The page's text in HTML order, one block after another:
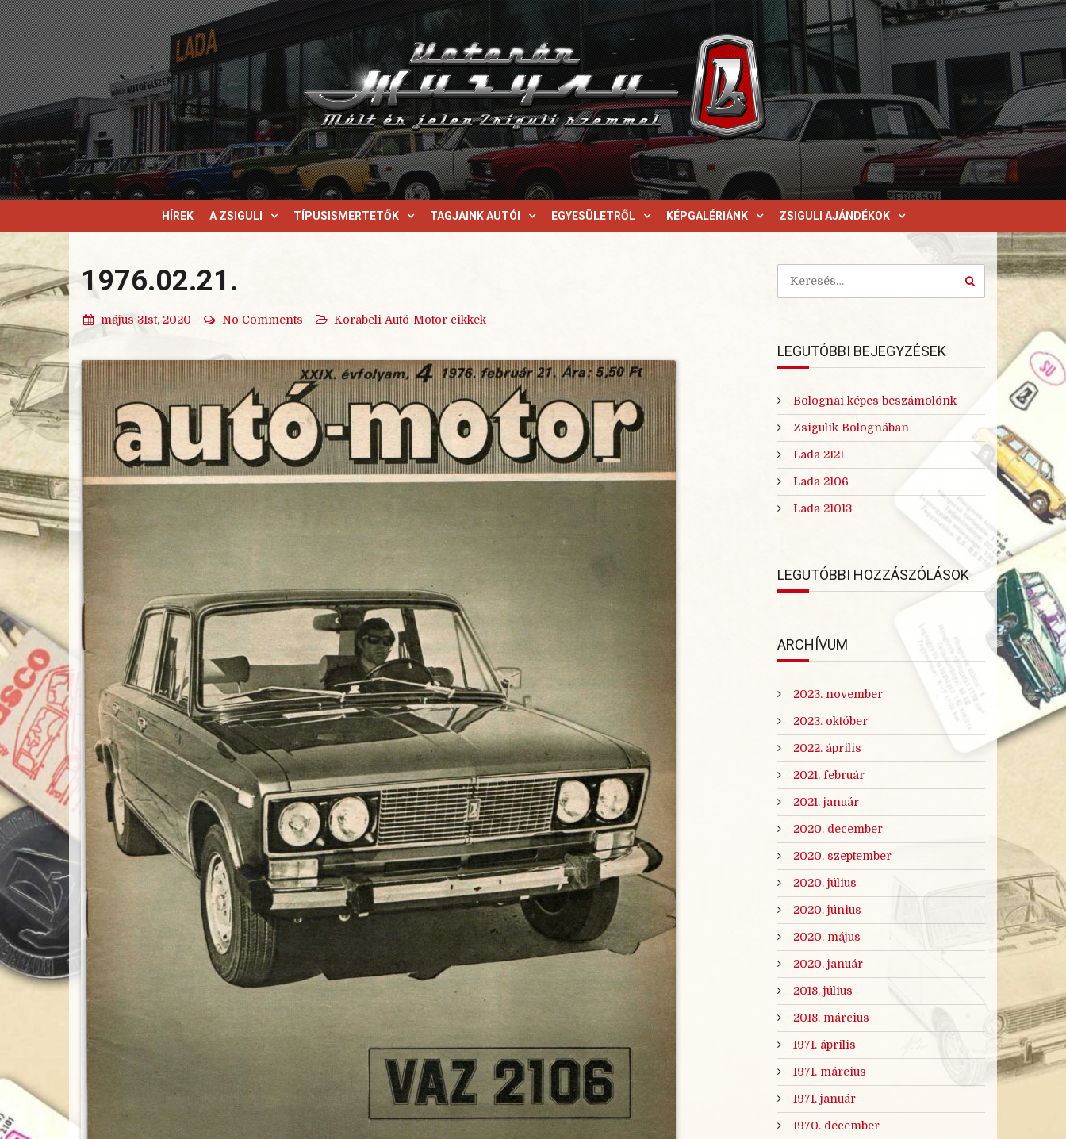
HÍREK A ZSIGULI TÍPUSISMERTETŐK TAGJAINK AUTÓI EGYESÜLETRŐL KÉPGALÉRIÁNK ZSIGULI AJÁNDÉKOK
1976.02.21.
május 31st, 2020 No Comments Korabeli Autó-Motor cikkek
LEGUTÓBBI BEJEGYZÉSEK
Bolognai képes beszámolónk
Zsigulik Bolognában
Lada 2121
Lada 2106
Lada 21013
LEGUTÓBBI HOZZÁSZÓLÁSOK
ARCHÍVUM
2023. november
2023. október
2022. április
2021. február
2021. január
2020. december
2020. szeptember
2020. július
2020. június
2020. május
2020. január
2018. július
2018. március
1971. április
1971. március
1971. január
1970. december